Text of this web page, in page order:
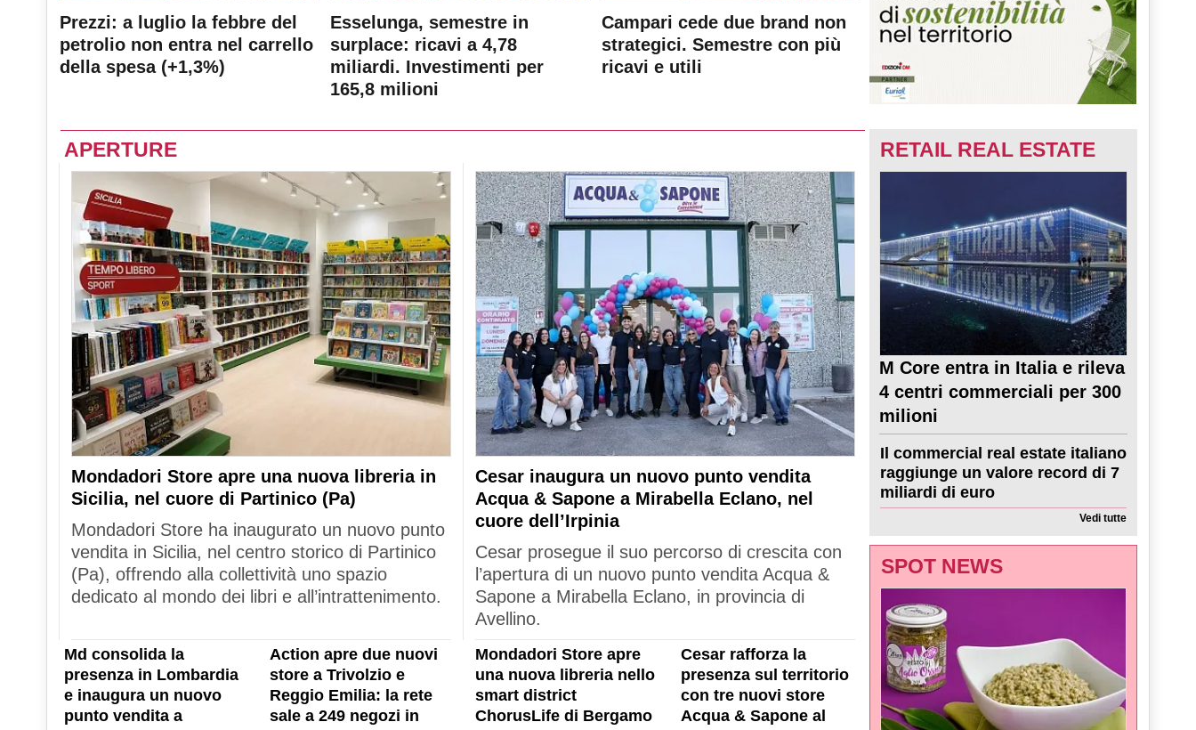
Prezzi: a luglio la febbre del
petrolio non entra nel carrello
della spesa (+1,3%)
Esselunga, semestre in
surplace: ricavi a 4,78
miliardi. Investimenti per
165,8 milioni
Campari cede due brand non
strategici. Semestre con più
ricavi e utili
APERTURE
Mondadori Store apre una nuova libreria in
Sicilia, nel cuore di Partinico (Pa)
Mondadori Store ha inaugurato un nuovo punto
vendita in Sicilia, nel centro storico di Partinico
(Pa), offrendo alla collettività uno spazio
dedicato al mondo dei libri e all’intrattenimento.
Cesar inaugura un nuovo punto vendita
Acqua & Sapone a Mirabella Eclano, nel
cuore dell’Irpinia
Cesar prosegue il suo percorso di crescita con
l’apertura di un nuovo punto vendita Acqua &
Sapone a Mirabella Eclano, in provincia di
Avellino.
Md consolida la
presenza in Lombardia
e inaugura un nuovo
punto vendita a
Action apre due nuovi
store a Trivolzio e
Reggio Emilia: la rete
sale a 249 negozi in
Mondadori Store apre
una nuova libreria nello
smart district
ChorusLife di Bergamo
Cesar rafforza la
presenza sul territorio
con tre nuovi store
Acqua & Sapone al
RETAIL REAL ESTATE
M Core entra in Italia e rileva
4 centri commerciali per 300
milioni
Il commercial real estate italiano
raggiunge un valore record di 7
miliardi di euro
Vedi tutte
SPOT NEWS